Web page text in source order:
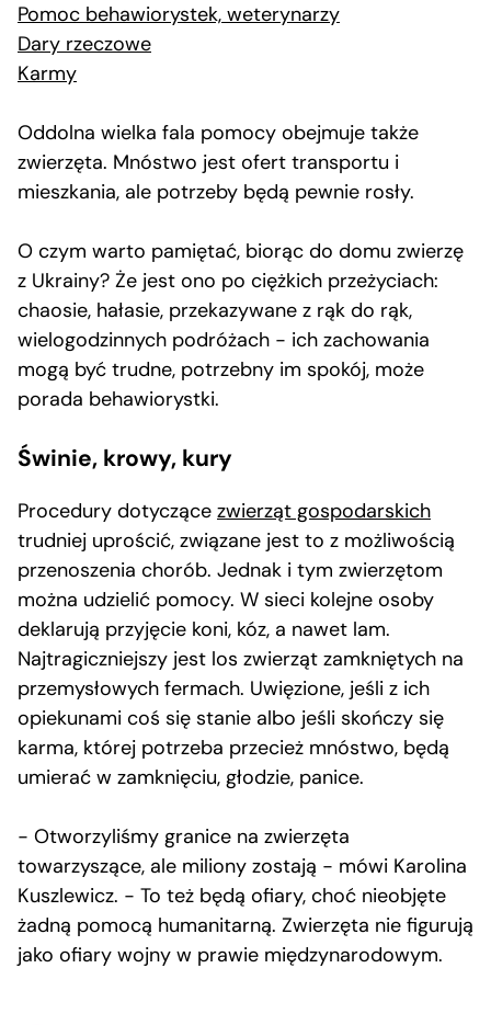
Pomoc behawiorystek, weterynarzy
Dary rzeczowe
Karmy
Oddolna wielka fala pomocy obejmuje także
zwierzęta. Mnóstwo jest ofert transportu i
mieszkania, ale potrzeby będą pewnie rosły.
O czym warto pamiętać, biorąc do domu zwierzę
z Ukrainy? Że jest ono po ciężkich przeżyciach:
chaosie, hałasie, przekazywane z rąk do rąk,
wielogodzinnych podróżach − ich zachowania
mogą być trudne, potrzebny im spokój, może
porada behawiorystki.
Świnie, krowy, kury
Procedury dotyczące zwierząt gospodarskich
trudniej uprościć, związane jest to z możliwością
przenoszenia chorób. Jednak i tym zwierzętom
można udzielić pomocy. W sieci kolejne osoby
deklarują przyjęcie koni, kóz, a nawet lam.
Najtragiczniejszy jest los zwierząt zamkniętych na
przemysłowych fermach. Uwięzione, jeśli z ich
opiekunami coś się stanie albo jeśli skończy się
karma, której potrzeba przecież mnóstwo, będą
umierać w zamknięciu, głodzie, panice.
− Otworzyliśmy granice na zwierzęta
towarzyszące, ale miliony zostają − mówi Karolina
Kuszlewicz. − To też będą ofiary, choć nieobjęte
żadną pomocą humanitarną. Zwierzęta nie figurują
jako ofiary wojny w prawie międzynarodowym.